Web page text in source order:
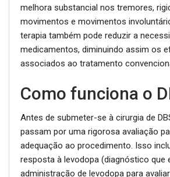
melhora substancial nos tremores,
movimentos e movimentos
terapia também pode reduzir a
medicamentos, diminuindo assim os
associados ao tratamento
Como funciona o
Antes de submeter-se à cirurgia de
passam por uma rigorosa avaliação
adequação ao procedimento. Isso
resposta à levodopa (diagnóstico que
administração de levodopa para